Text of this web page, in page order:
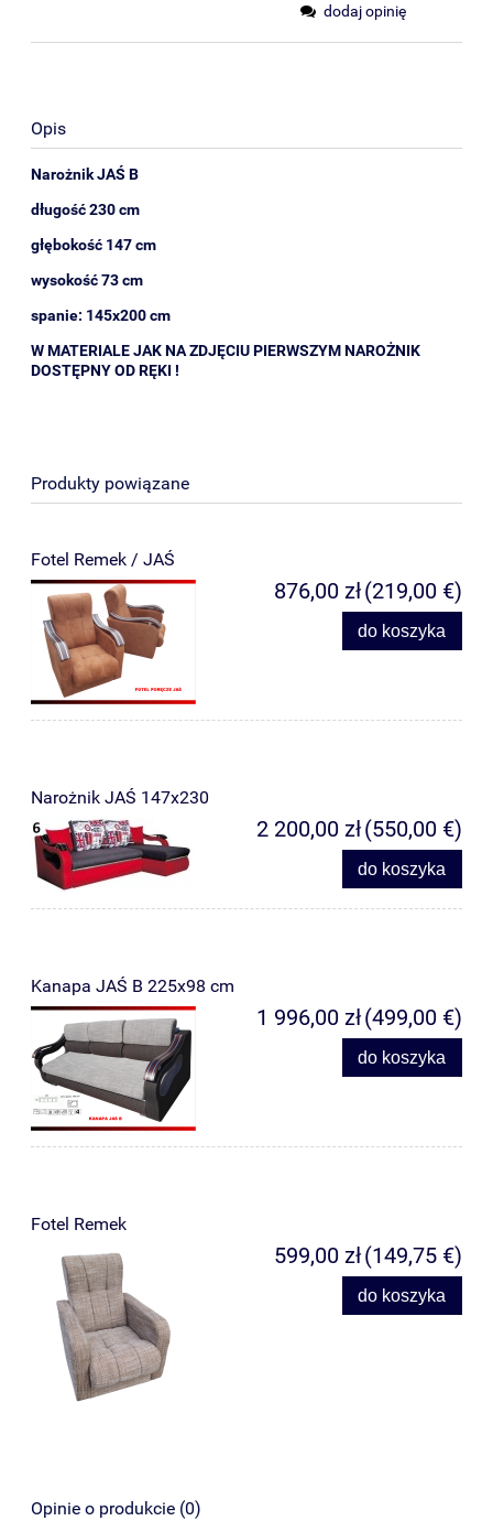
dodaj opinię
Opis
Narożnik JAŚ B
długość 230 cm
głębokość 147 cm
wysokość 73 cm
spanie: 145x200 cm
W MATERIALE JAK NA ZDJĘCIU PIERWSZYM NAROŻNIK
DOSTĘPNY OD RĘKI !
Produkty powiązane
Fotel Remek / JAŚ
876,00 zł(219,00 €)
do koszyka
Narożnik JAŚ 147x230
2 200,00 zł(550,00 €)
do koszyka
Kanapa JAŚ B 225x98 cm
1 996,00 zł(499,00 €)
do koszyka
Fotel Remek
599,00 zł(149,75 €)
do koszyka
Opinie o produkcie (0)